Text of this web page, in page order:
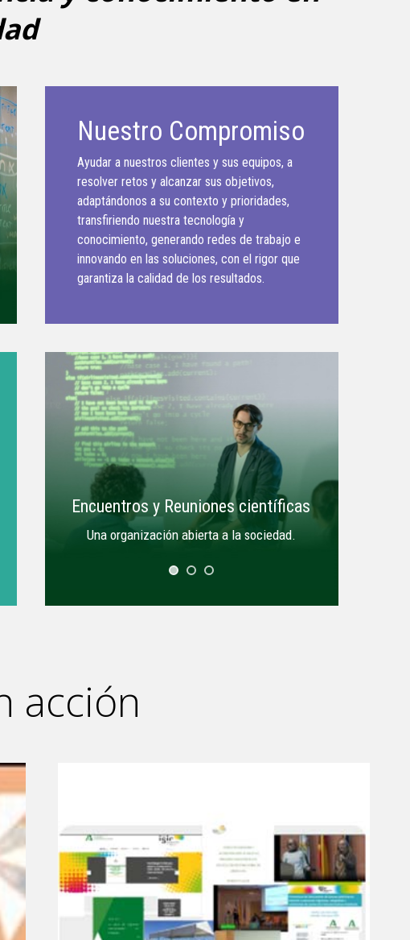
Nuestro Compromiso
Ayudar a nuestros clientes y sus equipos, a
resolver retos y alcanzar sus objetivos,
adaptándonos a su contexto y prioridades,
transfiriendo nuestra tecnología y
conocimiento, generando redes de trabajo e
innovando en las soluciones, con el rigor que
garantiza la calidad de los resultados.
Una organización abierta a la sociedad.
Encuentros y Reuniones científicas
acción